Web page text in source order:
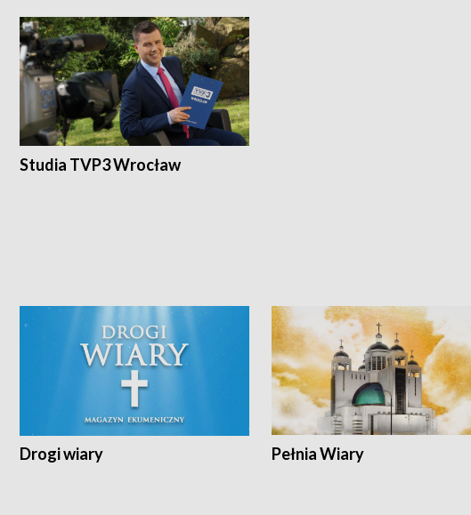
Studia TVP3 Wrocław
Drogi wiary Pełnia Wiary